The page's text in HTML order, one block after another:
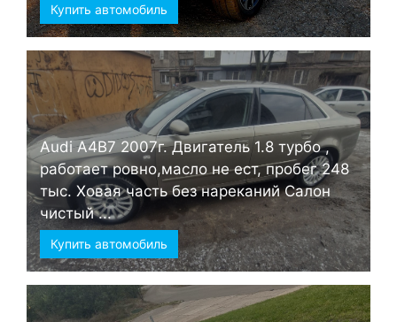
Купить автомобиль
Audi А4B7 2007г. Двигатель 1.8 турбо ,
работает ровно,масло не ест, пробег 248
тыс. Ховая часть без нареканий Салон
чистый ...
Купить автомобиль